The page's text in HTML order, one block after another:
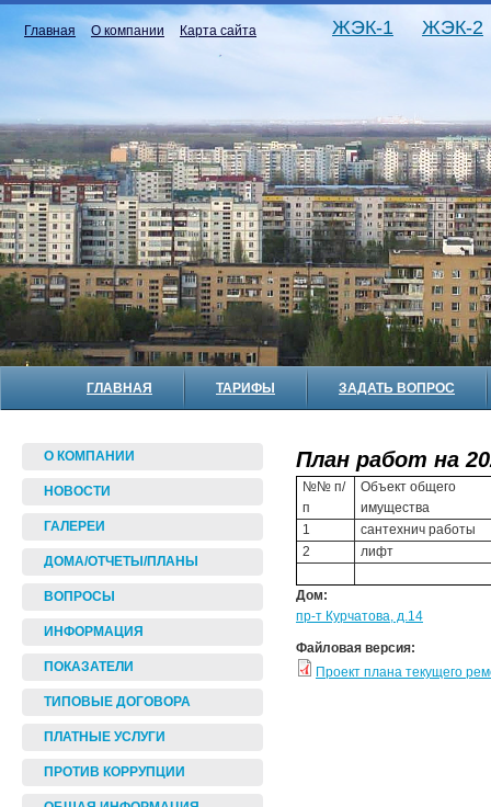
Главная О компании Карта сайта ЖЭК-1 ЖЭК-2
ГЛАВНАЯ ТАРИФЫ ЗАДАТЬ ВОПРОС
О КОМПАНИИ
НОВОСТИ
ГАЛЕРЕИ
ДОМА/ОТЧЕТЫ/ПЛАНЫ
ВОПРОСЫ
ИНФОРМАЦИЯ
ПОКАЗАТЕЛИ
ТИПОВЫЕ ДОГОВОРА
ПЛАТНЫЕ УСЛУГИ
ПРОТИВ КОРРУПЦИИ
План работ на
№№ п/
п
Объект общего
имущества
1
сантехнич работы
2
лифт
Дом:
пр-т Курчатова, д.14
Файловая версия:
Проект плана текущего